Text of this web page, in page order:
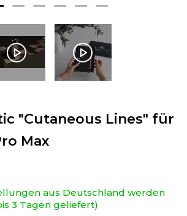
"Cutaneous Lines" für
Max
aus Deutschland werden
3 Tagen geliefert)